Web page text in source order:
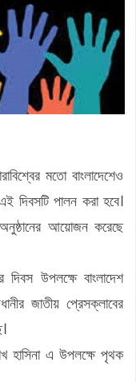
মতো বাংলাদেশেও
দিবসটি পালন করা হবে।
আয়োজন করেছে
উপলক্ষে বাংলাদেশ
জাতীয় প্রেসক্লাবের
হাসিনা এ উপলক্ষে পৃথক